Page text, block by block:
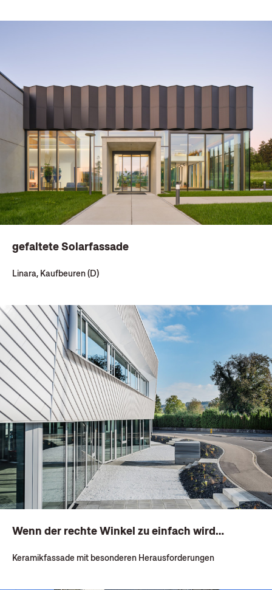
gefaltete Solarfassade
Linara, Kaufbeuren (D)
Wenn der rechte Winkel zu einfach wird…
Keramikfassade mit besonderen Herausforderungen